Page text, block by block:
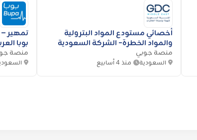
أخصائي مستودع المواد البترولية
والمواد الخطرة- الشركة السعودية
لتهيئة وصيانة الطائرات
منصة جوبي
السعودية منذ 4 أسابيع
تمهير
بوبا
منصة